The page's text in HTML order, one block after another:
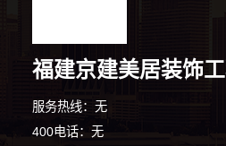
福建京建美居装饰
服务热线：无
400电话：无
6分钟前 代女士 正在咨询